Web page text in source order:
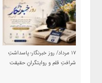
۱۷ مرداد/ روز خبرنگار؛ پاسداشتِ
شرافتِ قلم و روایتگرانِ حقیقت